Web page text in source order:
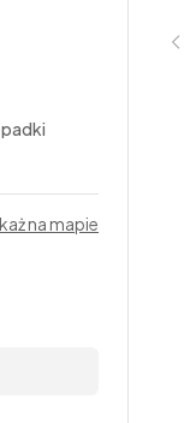
na mapie